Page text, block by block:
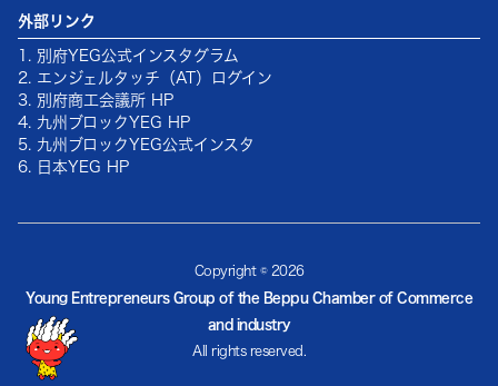
外部リンク
1. 別府YEG公式インスタグラム
2. エンジェルタッチ（AT）ログイン
3. 別府商工会議所 HP
4. 九州ブロックYEG HP
5. 九州ブロックYEG公式インスタ
6. 日本YEG HP
Copyright © 2026
Young Entrepreneurs Group of the Beppu Chamber of Commerce
and industry
All rights reserved.